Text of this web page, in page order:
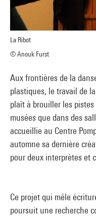
La Ribot
© Anouk Furst
Aux frontières de la
plastiques, le travail de
plaît à brouiller les
musées que dans des
accueillie au Centre
automne sa dernière
pour deux interprètes et
Ce projet qui mêle
poursuit une recherche